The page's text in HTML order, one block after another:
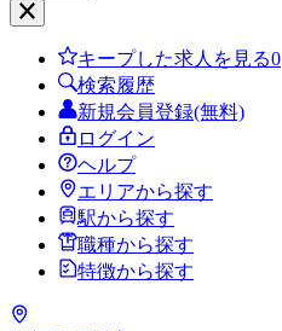
キープした求人を見る0
検索履歴
新規会員登録(無料)
ログイン
ヘルプ
エリアから探す
駅から探す
職種から探す
特徴から探す